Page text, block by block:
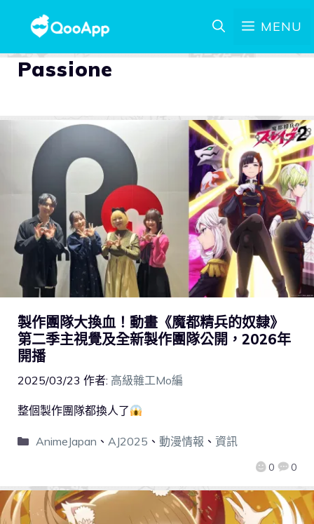
MENU
Passione
製作團隊大換血！動畫《魔都精兵的奴隸》
第二季主視覺及全新製作團隊公開，2026年
開播
2025/03/23 作者: 高級雜工Mo編
0 0
整個製作團隊都換人了
AnimeJapan 、 AJ2025 、 動漫情報 、 資訊